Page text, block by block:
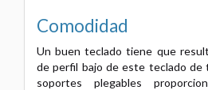
Comodidad
Un buen teclado tiene que
de perfil bajo de este teclado de
soportes plegables